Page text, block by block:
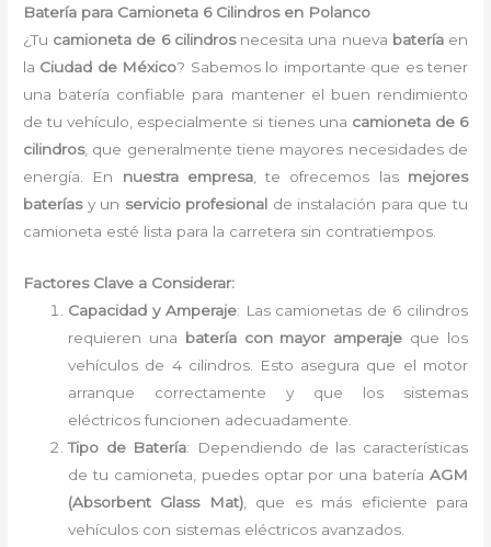
Batería para Camioneta 6 Cilindros en Polanco
¿Tu camioneta de 6 cilindrosnecesita una nueva bateríaen
la Ciudad de México? Sabemos lo importante que es tener
una batería confiable para mantener el buen rendimiento
de tu vehículo, especialmente si tienes una camioneta de 6
cilindros, que generalmente tiene mayores necesidades de
energía. En nuestra empresa, te ofrecemos las mejores
bateríasy un servicio profesional de instalación para que tu
camioneta esté lista para la carretera sin contratiempos.
Factores Clave a Considerar:
Capacidad y Amperaje: Las camionetas de 6 cilindros
requieren una batería con mayor amperaje que los
vehículos de 4 cilindros. Esto asegura que el motor
arranque correctamente y que los sistemas
eléctricos funcionen adecuadamente.
Tipo de Batería: Dependiendo de las características
de tu camioneta, puedes optar por una batería AGM
(Absorbent Glass Mat), que es más eficiente para
vehículos con sistemas eléctricos avanzados.